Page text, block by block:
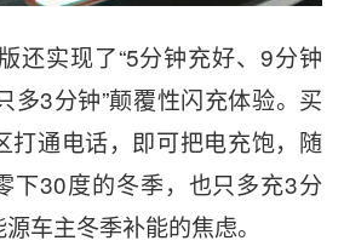
还实现了“5分钟充好、9分钟
多3分钟”颠覆性闪充体验。买
打通电话，即可把电充饱，随
下30度的冬季，也只多充3分
车主冬季补能的焦虑。